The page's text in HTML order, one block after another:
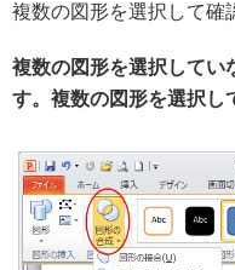
複数の図形を選択して確
複数の図形を選択してい
す。複数の図形を選択し